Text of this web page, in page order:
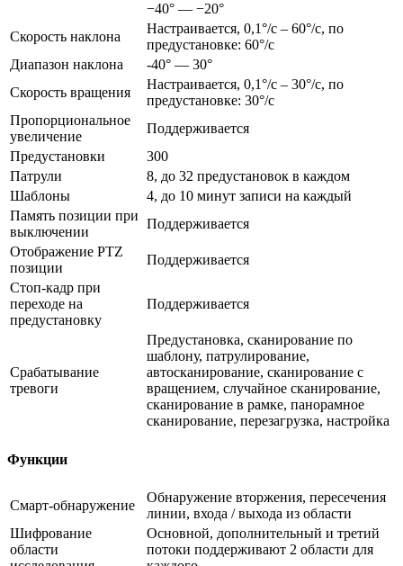
−40° — −20°
Скорость наклона
Настраивается, 0,1°/с – 60°/с, по
предустановке: 60°/с
Диапазон наклона
-40° — 30°
Скорость вращения
Настраивается, 0,1°/с – 30°/с, по
предустановке: 30°/с
Пропорциональное
увеличение
Поддерживается
Предустановки
300
Патрули
8, до 32 предустановок в каждом
Шаблоны
4, до 10 минут записи на каждый
Память позиции при
выключении
Поддерживается
Отображение PTZ
позиции
Поддерживается
Стоп-кадр при
переходе на
предустановку
Поддерживается
Срабатывание
тревоги
Предустановка, сканирование по
шаблону, патрулирование,
автосканирование, сканирование с
вращением, случайное сканирование,
сканирование в рамке, панорамное
сканирование, перезагрузка, настройка
Функции
Смарт-обнаружение
Обнаружение вторжения, пересечения
линии, входа / выхода из области
Шифрование
области
Основной, дополнительный и третий
потоки поддерживают 2 области для